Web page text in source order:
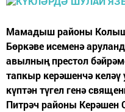
Мамадыш районы
Бөркәве исеменә
авылның престол
тапкыр керәшенчә
күптән түгел генә
Питрәч районы Керәшен